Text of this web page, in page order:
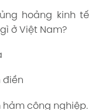
hoảng kinh tế
ở Việt Nam?
điền
hảm công nghiệp.